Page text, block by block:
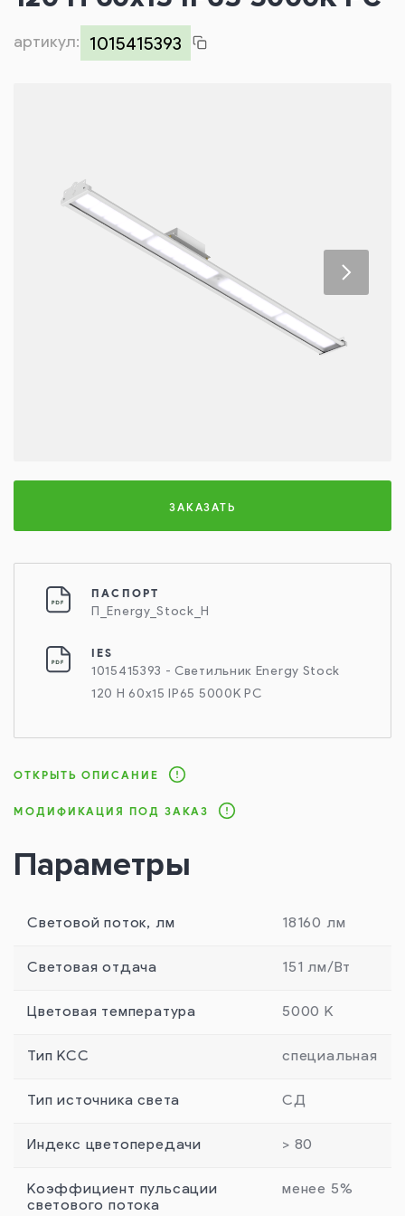
артикул: 1015415393
ЗАКАЗАТЬ
ПАСПОРТ
П_Energy_Stock_H
IES
1015415393 - Светильник Energy Stock
120 H 60х15 IP65 5000K PC
ОТКРЫТЬ ОПИСАНИЕ
МОДИФИКАЦИЯ ПОД ЗАКАЗ
Параметры
Световой поток, лм 18160 лм
Световая отдача 151 лм/Вт
Цветовая температура 5000 К
Тип КСС специальная
Тип источника света СД
Индекс цветопередачи > 80
Коэффициент пульсации
светового потока
менее 5%